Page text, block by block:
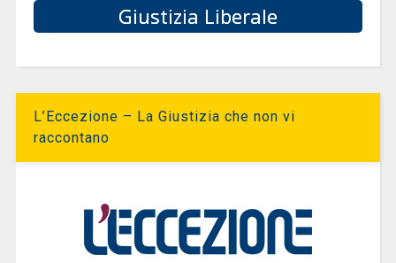
Giustizia Liberale
L’Eccezione – La Giustizia che non vi
raccontano